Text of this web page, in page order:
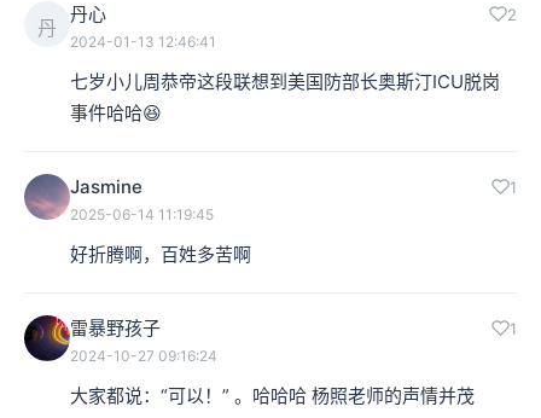
丹
丹心 2
2024-01-13 12:46:41
七岁小儿周恭帝这段联想到美国防部长奥斯汀ICU脱岗
事件哈哈😆
Jasmine 1
2025-06-14 11:19:45
好折腾啊，百姓多苦啊
雷暴野孩子 1
2024-10-27 09:16:24
大家都说：“可以！” 。哈哈哈 杨照老师的声情并茂